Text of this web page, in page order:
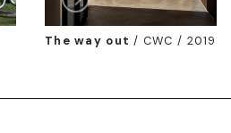
The way out / CWC / 2019